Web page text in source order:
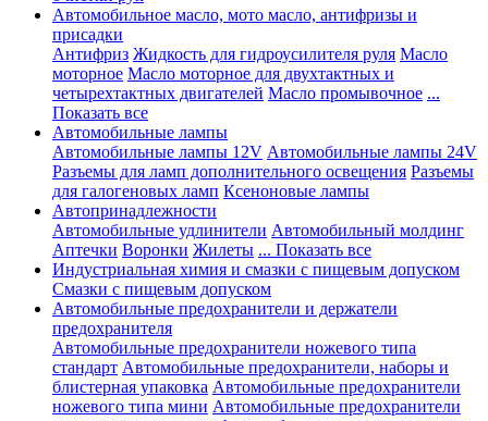
Автомобильное масло, мото масло, антифризы и
присадки
Антифриз Жидкость для гидроусилителя руля Масло
моторное Масло моторное для двухтактных и
четырехтактных двигателей Масло промывочное ...
Показать все
Автомобильные лампы
Автомобильные лампы 12V Автомобильные лампы 24V
Разъемы для ламп дополнительного освещения Разъемы
для галогеновых ламп Ксеноновые лампы
Автопринадлежности
Автомобильные удлинители Автомобильный молдинг
Аптечки Воронки Жилеты ... Показать все
Индустриальная химия и смазки с пищевым допуском
Смазки с пищевым допуском
Автомобильные предохранители и держатели
предохранителя
Автомобильные предохранители ножевого типа
стандарт Автомобильные предохранители, наборы и
блистерная упаковка Автомобильные предохранители
ножевого типа мини Автомобильные предохранители